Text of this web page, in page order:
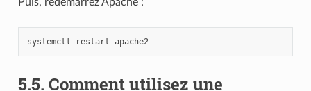
systemctl restart apache2
5.5. Comment utilisez une